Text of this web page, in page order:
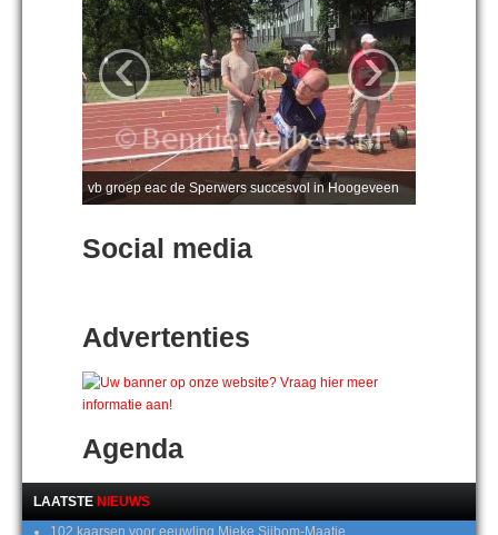
vb groep eac de Sperwers succesvol in Hoogeveen
‹ ›
Social media
Advertenties
Agenda
LAATSTE NIEUWS
102 kaarsen voor eeuwling Mieke Sijbom-Maatje